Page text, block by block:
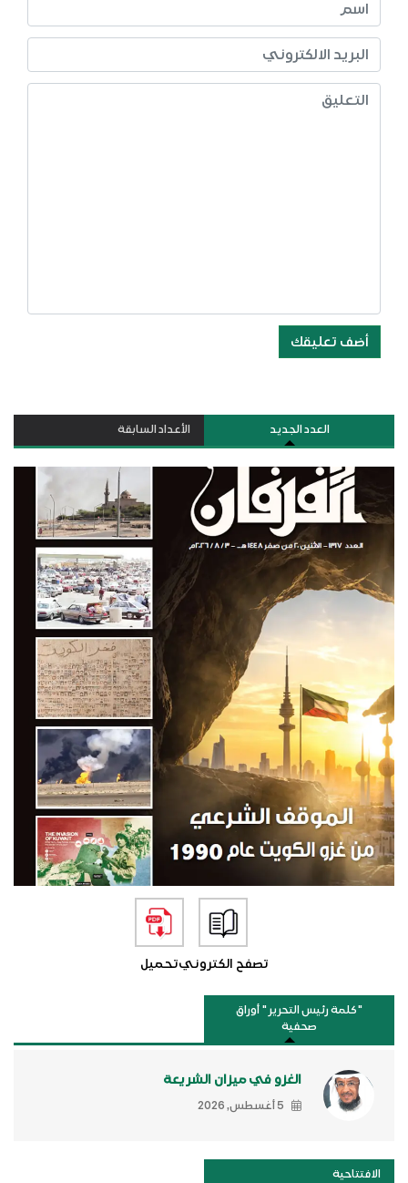
أضف تعليقك
العدد الجديد الأعداد السابقة
تصفح الكترونيتحميل
"كلمة رئيس التحرير " أوراق
صحفية
الغزو في ميزان الشريعة
5 أغسطس, 2026
الافتتاحية